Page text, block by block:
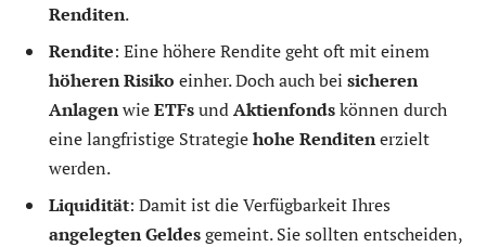
Renditen.
Rendite: Eine höhere Rendite geht oft mit einem
höheren Risiko einher. Doch auch bei sicheren
AnlagenwieETFsundAktienfondskönnen durch
eine langfristige Strategiehohe Renditenerzielt
werden.
Liquidität: Damit ist die Verfügbarkeit Ihres
angelegten Geldesgemeint. Sie sollten entscheiden,